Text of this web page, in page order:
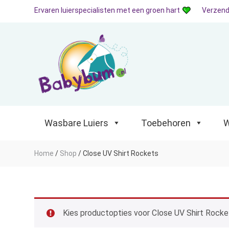
Wasbare Luiers Toebehoren
Ervaren luierspecialisten met een groen hart
Wasbare Luiers Toebehoren
Home / Shop /Close UV Shirt Rockets
Kies productopties voor Close UV Shirt